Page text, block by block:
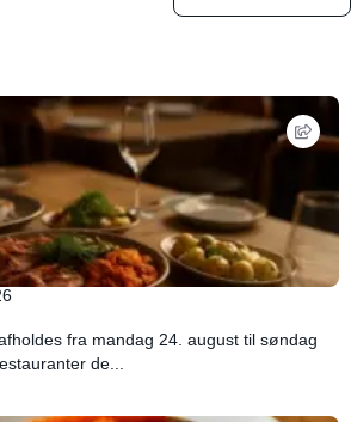
fra mandag 24. august til søndag
de...